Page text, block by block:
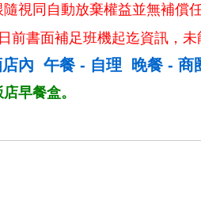
視同自動放棄權益並無補償
前書面補足班機起迄資訊，
店內 午餐 - 自理 晚餐 - 商
早餐盒。